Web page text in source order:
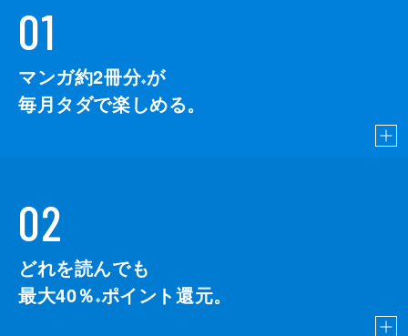
01
マンガ約2冊分※が
毎月タダで楽しめる。
02
どれを読んでも
最大40％ ※ポイント還元。